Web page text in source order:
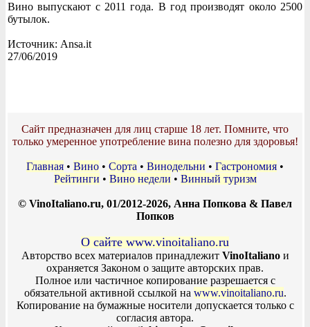
Вино выпускают с 2011 года. В год производят около 2500
бутылок.
Источник: Ansa.it
27/06/2019
Сайт предназначен для лиц старше 18 лет. Помните, что
только умеренное употребление вина полезно для здоровья!
Главная • Вино • Сорта • Винодельни • Гастрономия •
Рейтинги • Вино недели • Винный туризм
© VinoItaliano.ru, 01/2012-2026, Анна Попкова & Павел
Попков
О сайте www.vinoitaliano.ru
Авторство всех материалов принадлежит VinoItalianoи
охраняется Законом о защите авторских прав.
Полное или частичное копирование разрешается с
обязательной активной ссылкой на www.vinoitaliano.ru.
Копирование на бумажные носители допускается только с
согласия автора.